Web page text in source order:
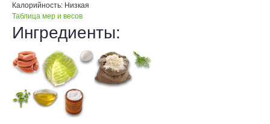
Калорийность: Низкая
Таблица мер и весов
Ингредиенты: